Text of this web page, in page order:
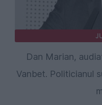
Dan Marian,
Vanbet. Politicianul